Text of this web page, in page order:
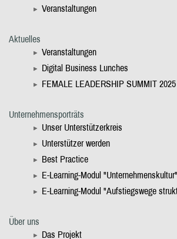
Veranstaltungen
Aktuelles
Veranstaltungen
Digital Business Lunches
FEMALE LEADERSHIP SUMMIT 2025
Unternehmensporträts
Unser Unterstützerkreis
Unterstützer werden
Best Practice
E-Learning-Modul "Unternehmenskultur"
E-Learning-Modul "Aufstiegswege
Über uns
Das Projekt